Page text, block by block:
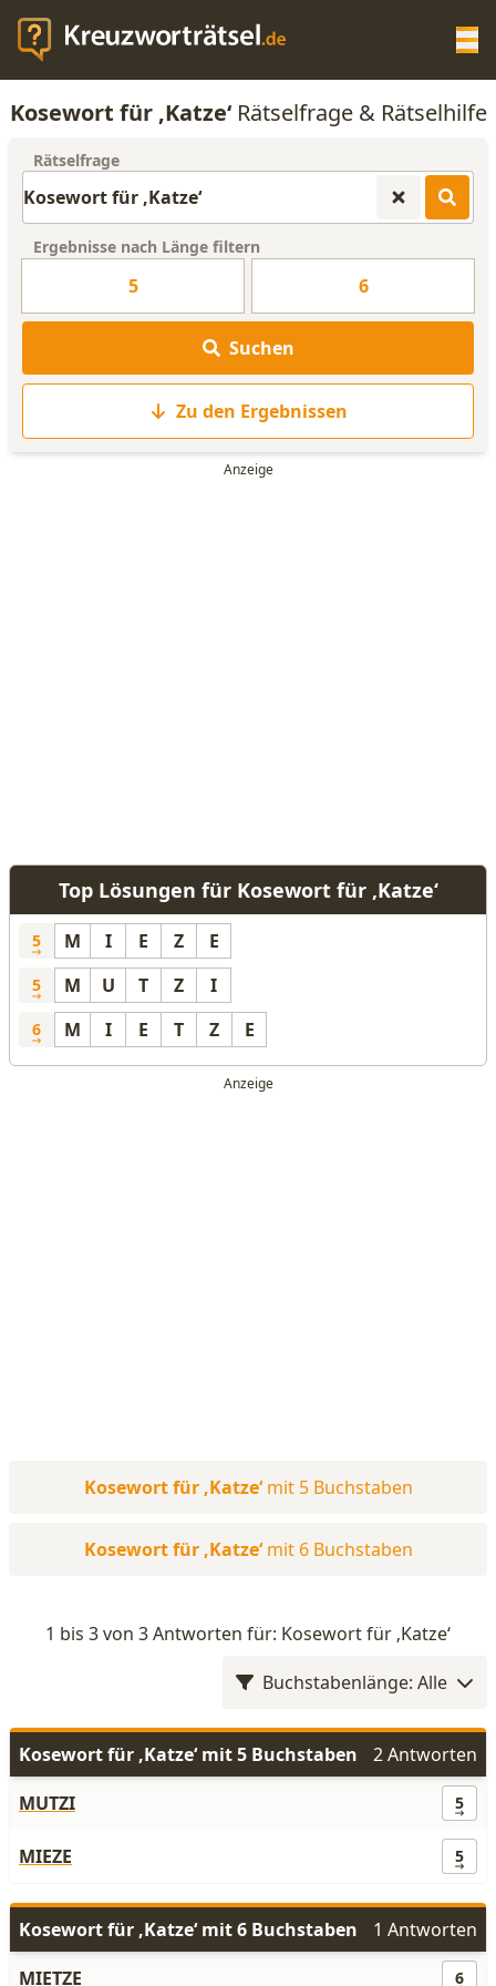
KREUZWORTRÄTSEL-HILFE
SCRABBLE HILFE
WORTLISTE
Kosewort für ‚Katze‘Rätselfrage & Rätselhilfe
Rätselfrage
Ergebnisse nach Länge filtern
5 6
Suchen
Zu den Ergebnissen
Top Lösungen für Kosewort für ‚Katze‘
5 M I E Z E
5 M U T Z I
6 M I E T Z E
Kosewort für ‚Katze‘ mit 5 Buchstaben
Kosewort für ‚Katze‘ mit 6 Buchstaben
1 bis 3 von 3 Antworten für: Kosewort für ‚Katze‘
Buchstabenlänge: Alle
Kosewort für ‚Katze‘ mit 5 Buchstaben
2 Antworten
MUTZI
5
MIEZE 5
Kosewort für ‚Katze‘ mit 6 Buchstaben
1 Antworten
MIETZE
6